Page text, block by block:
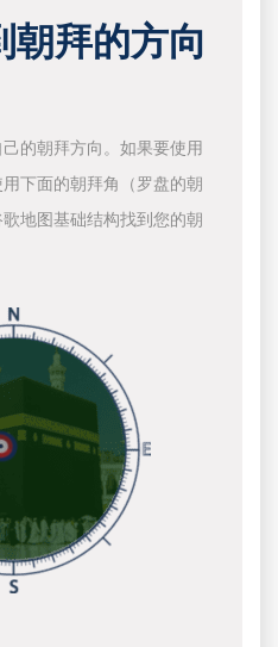
朝拜的方向
的朝拜方向。如果要使用
下面的朝拜角（罗盘的朝
地图基础结构找到您的朝